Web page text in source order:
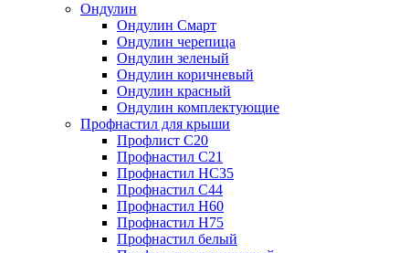
Ондулин
Ондулин Смарт
Ондулин черепица
Ондулин зеленый
Ондулин коричневый
Ондулин красный
Ондулин комплектующие
Профнастил для крыши
Профлист С20
Профнастил С21
Профнастил НС35
Профнастил С44
Профнастил Н60
Профнастил Н75
Профнастил белый